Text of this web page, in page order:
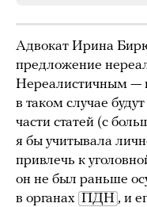
Адвокат Ирина
предложение
Нереалистичным —
в таком случае
части статей (с
я бы учитывала
привлечь к
он не был раньше
в органах ПДН , и